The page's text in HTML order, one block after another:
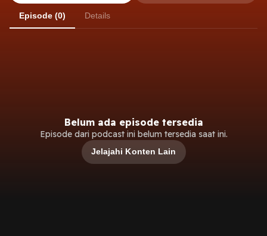
Episode (0) Details
Belum ada episode tersedia
Episode dari podcast ini belum tersedia saat ini.
Jelajahi Konten Lain